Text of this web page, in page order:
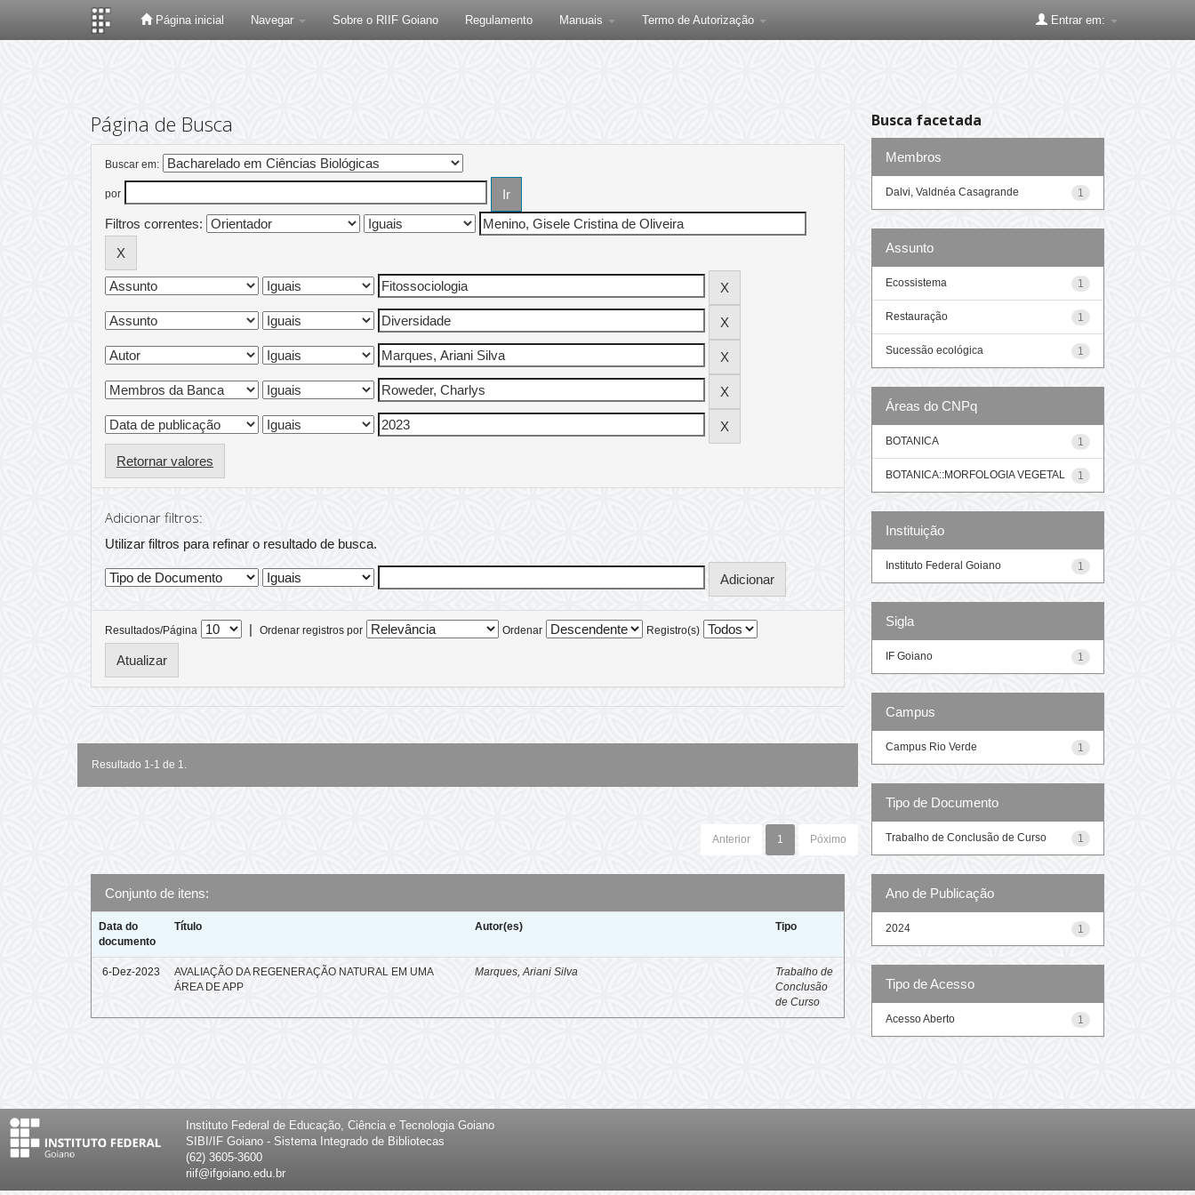
Página inicial Navegar Sobre o RIIF Goiano Regulamento Manuais Termo de Autorização Entrar em:
Página de Busca
Buscar em:
por
Filtros correntes:
Retornar valores
Adicionar filtros:
Utilizar filtros para refinar o resultado de busca.
Resultados/Página | Ordenar registros por Ordenar Registro(s)
Resultado 1-1 de 1.
Anterior 1 Póximo
Conjunto de itens:
Data do
documento
Título Autor(es) Tipo
6-Dez-2023
AVALIAÇÃO DA REGENERAÇÃO NATURAL EM UMA
ÁREA DE APP
Marques, Ariani Silva
Trabalho de
Conclusão
de Curso
Busca facetada
Membros
1
Dalvi, Valdnéa Casagrande
Assunto
1
Ecossistema
1
Restauração
1
Sucessão ecológica
Áreas do CNPq
1
BOTANICA
1
BOTANICA::MORFOLOGIA VEGETAL
Instituição
1
Instituto Federal Goiano
Sigla
1
IF Goiano
Campus
1
Campus Rio Verde
Tipo de Documento
1
Trabalho de Conclusão de Curso
Ano de Publicação
1
2024
Tipo de Acesso
1
Acesso Aberto
Instituto Federal de Educação, Ciência e Tecnologia Goiano
SIBI/IF Goiano - Sistema Integrado de Bibliotecas
(62) 3605-3600
riif@ifgoiano.edu.br